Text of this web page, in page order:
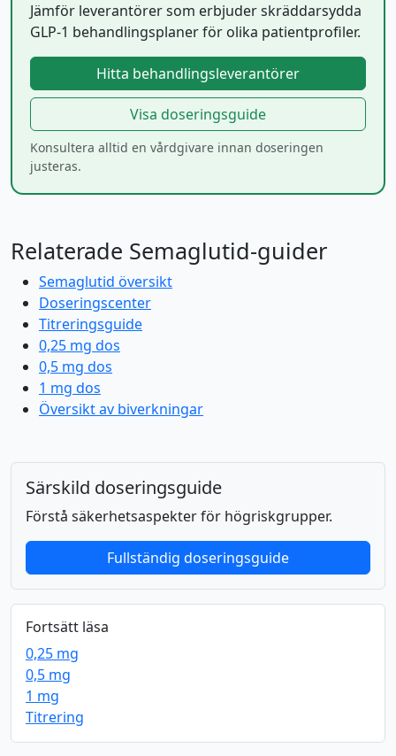
Jämför leverantörer som erbjuder skräddarsydda
GLP-1 behandlingsplaner för olika patientprofiler.
Hitta behandlingsleverantörer
Visa doseringsguide
Konsultera alltid en vårdgivare innan doseringen
justeras.
Relaterade Semaglutid-guider
Semaglutid översikt
Doseringscenter
Titreringsguide
0,25 mg dos
0,5 mg dos
1 mg dos
Översikt av biverkningar
Särskild doseringsguide
Förstå säkerhetsaspekter för högriskgrupper.
Fullständig doseringsguide
Fortsätt läsa
0,25 mg
0,5 mg
1 mg
Titrering